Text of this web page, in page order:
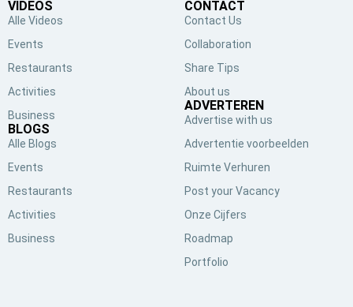
VIDEOS
Alle Videos
Events
Restaurants
Activities
Business
BLOGS
Alle Blogs
Events
Restaurants
Activities
Business
CONTACT
Contact Us
Collaboration
Share Tips
About us
ADVERTEREN
Advertise with us
Advertentie voorbeelden
Ruimte Verhuren
Post your Vacancy
Onze Cijfers
Roadmap
Portfolio